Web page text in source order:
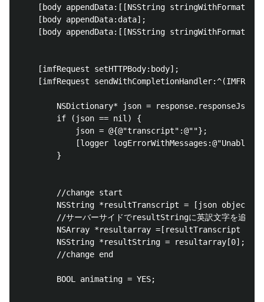
[body appendData:[[NSString
    [body appendData:data];
[body appendData:[[NSString
    [imfRequest setHTTPBody:body];
[imfRequest
        NSDictionary* json = response.responseJson;
        if (json == nil) {
            json = @{@"transcript":@""};
[logger logErrorWithMessages:@"Unable
        }
        //change start
NSString *resultTranscript = [json
        //サーバーサイドでresultStringに英訳文字を追加
NSArray *resultarray =[resultTranscript
        NSString *resultString = resultarray[0];
        //change end
        BOOL animating = YES;